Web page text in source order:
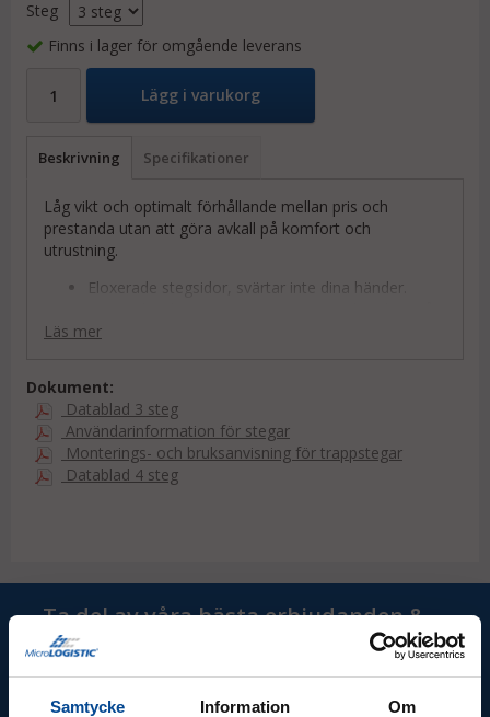
Samtycke Information Om
Steg
Finns i lager för omgående leverans
Lägg i varukorg
Beskrivning Specifikationer
Låg vikt och optimalt förhållande mellan pris och
prestanda utan att göra avkall på komfort och
utrustning.
Eloxerade stegsidor, svärtar inte dina händer.
längre.
Högsta stabilitet tack vare dubbelsidigt fast stag.
Steg och stegsidor av strängpressad
aluminiumprofil.
Läs mer
Dokument:
Datablad 3 steg
Användarinformation för stegar
Monterings- och bruksanvisning för trappstegar
Datablad 4 steg
Ta del av våra bästa erbjudanden &